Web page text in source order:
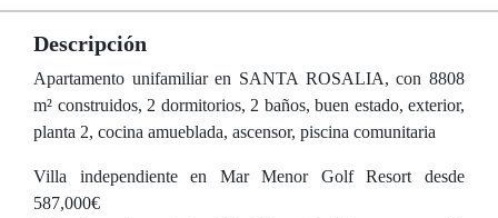
Descripción
Apartamento unifamiliar en SANTA ROSALIA, con 8808
m² construidos, 2 dormitorios, 2 baños, buen estado, exterior,
planta 2, cocina amueblada, ascensor, piscina comunitaria
Villa independiente en Mar Menor Golf Resort desde
587,000€